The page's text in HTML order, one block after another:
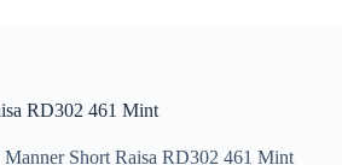
RD302 461 Mint
Short Raisa RD302 461 Mint